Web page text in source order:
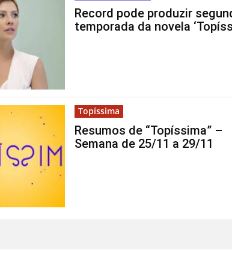
Record pode produzir
temporada da novela
Topíssima
Resumos de “Topíssima” –
Semana de 25/11 a 29/11